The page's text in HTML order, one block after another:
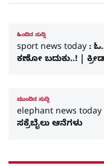
ಹಿಂದಿನ ಸುದ್ದಿ
sport news today
ಕಣೋ ಬದುಕು..! |
ಮುಂದಿನ ಸುದ್ದಿ
elephant news
ಸಕ್ರೆಬೈಲು ಆನೆಗಳು